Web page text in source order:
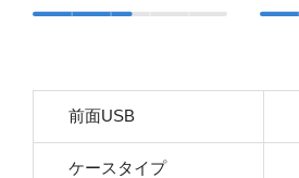
前面USB
ケースタイプ